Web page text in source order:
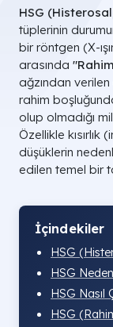
HSG
tüplerinin
bir röntgen (X-
arasında
ağzından
rahim
olup olmadığı
Özellikle
düşüklerin
edilen temel bir
İçindekiler
HSG
HSG
HSG Nasıl
HSG